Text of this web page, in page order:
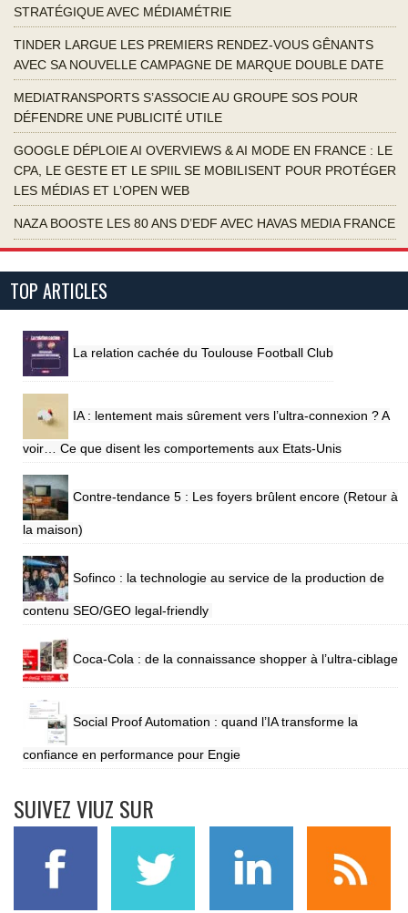
STRATÉGIQUE AVEC MÉDIAMÉTRIE
TINDER LARGUE LES PREMIERS RENDEZ-VOUS GÊNANTS
AVEC SA NOUVELLE CAMPAGNE DE MARQUE DOUBLE DATE
MEDIATRANSPORTS S’ASSOCIE AU GROUPE SOS POUR
DÉFENDRE UNE PUBLICITÉ UTILE
GOOGLE DÉPLOIE AI OVERVIEWS & AI MODE EN FRANCE : LE
CPA, LE GESTE ET LE SPIIL SE MOBILISENT POUR PROTÉGER
LES MÉDIAS ET L’OPEN WEB
NAZA BOOSTE LES 80 ANS D’EDF AVEC HAVAS MEDIA FRANCE
TOP ARTICLES
La relation cachée du Toulouse Football Club
IA : lentement mais sûrement vers l’ultra-connexion ? A
voir… Ce que disent les comportements aux Etats-Unis
Contre-tendance 5 : Les foyers brûlent encore (Retour à
la maison)
Sofinco : la technologie au service de la production de
contenu SEO/GEO legal-friendly
Coca-Cola : de la connaissance shopper à l’ultra-ciblage
Social Proof Automation : quand l’IA transforme la
confiance en performance pour Engie
SUIVEZ VIUZ SUR